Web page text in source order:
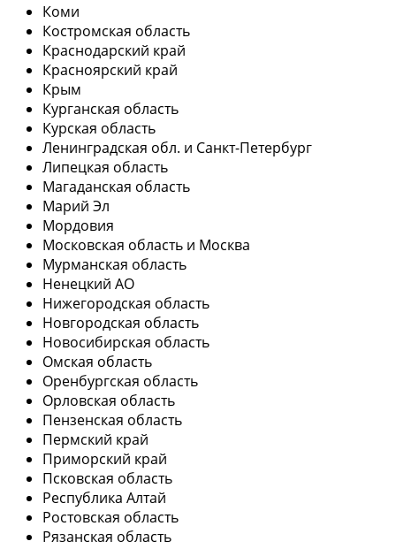
Коми
Костромская область
Краснодарский край
Красноярский край
Крым
Курганская область
Курская область
Ленинградская обл. и Санкт-Петербург
Липецкая область
Магаданская область
Марий Эл
Мордовия
Московская область и Москва
Мурманская область
Ненецкий АО
Нижегородская область
Новгородская область
Новосибирская область
Омская область
Оренбургская область
Орловская область
Пензенская область
Пермский край
Приморский край
Псковская область
Республика Алтай
Ростовская область
Рязанская область